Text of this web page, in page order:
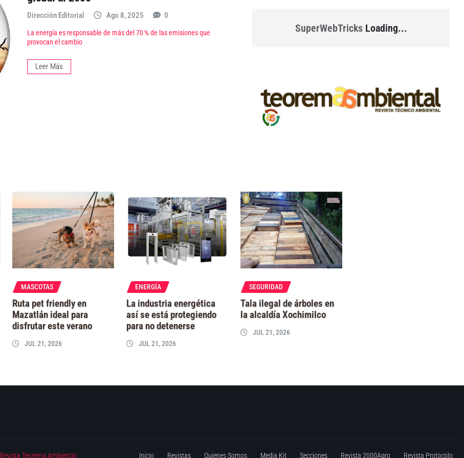
Dirección Editorial Ago 8, 2025 0
La energía es responsable de más del 70 % de las emisiones que
provocan el cambio
Leer Más
SuperWebTricksLoading...
MASCOTAS
Ruta pet friendly en
Mazatlán ideal para
disfrutar este verano
JUL 21, 2026
ENERGÍA
La industria energética
así se está protegiendo
para no detenerse
JUL 21, 2026
SEGURIDAD
Tala ilegal de árboles en
la alcaldía Xochimilco
JUL 21, 2026
Revista Teorema Ambiental Inicio Revistas Quienes Somos Media Kit Secciones Revista 2000Agro Revista Protocolo